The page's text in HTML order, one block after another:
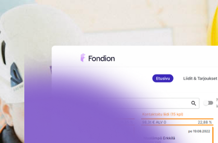
Kiitos tiedoista.
Olemme sinuun pian